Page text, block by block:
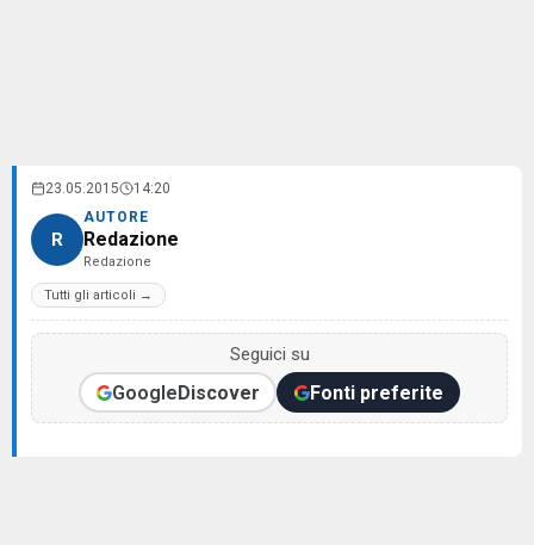
23.05.2015 14:20
R
AUTORE
Redazione
Redazione
Tutti gli articoli →
Seguici su
GoogleDiscover Fonti preferite